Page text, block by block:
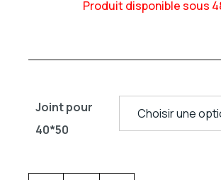
Produit disponible sous
Joint pour
40*50